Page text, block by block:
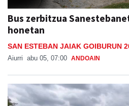
Bus zerbitzua
honetan
SAN ESTEBAN JAIAK GOIBURUN
Aiurri abu 05, 07:00 ANDOAIN